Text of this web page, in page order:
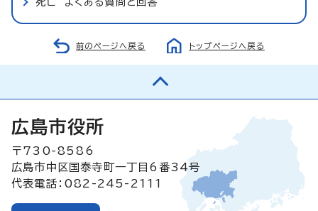
前のページへ戻る トップページへ戻る
広島市役所
〒730-8586
広島市中区国泰寺町一丁目6番34号
代表電話：082-245-2111